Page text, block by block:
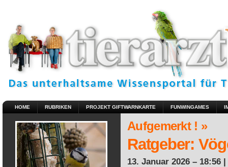
HOME RUBRIKEN PROJEKT GIFTWARNKARTE FUNWINGAMES
Aufgemerkt ! »
Ratgeber:
13. Januar 2026 – 18:56 |